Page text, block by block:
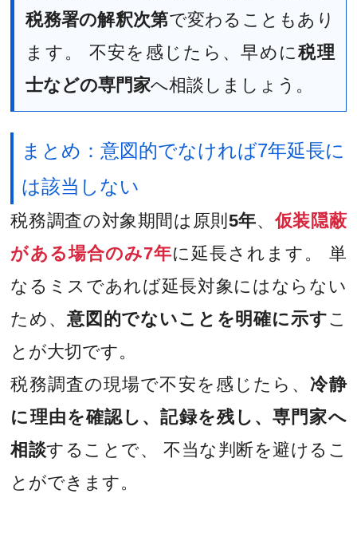
税務署の解釈次第で変わることもあり
ます。 不安を感じたら、早めに税理
士などの専門家へ相談しましょう。
まとめ：意図的でなければ7年延長に
は該当しない
税務調査の対象期間は原則 5年、仮装隠蔽
がある場合のみ7年に延長されます。 単
なるミスであれば延長対象にはならない
ため、 意図的でないことを明確に示すこ
とが大切です。
税務調査の現場で不安を感じたら、冷静
に理由を確認し、記録を残し、専門家へ
相談することで、 不当な判断を避けるこ
とができます。